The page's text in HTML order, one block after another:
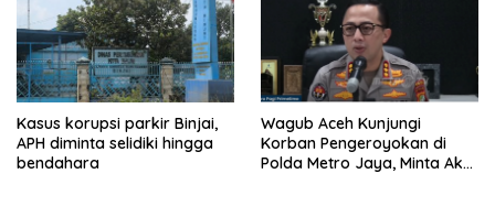
Kasus korupsi parkir Binjai,
APH diminta selidiki hingga
bendahara
Wagub Aceh Kunjungi
Korban Pengeroyokan di
Polda Metro Jaya, Minta Aksi